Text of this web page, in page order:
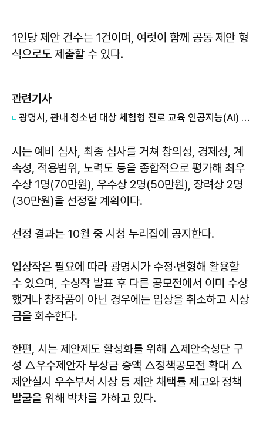
1인당 제안 건수는 1건이며, 여럿이 함께 공동 제안 형
식으로도 제출할 수 있다.
관련기사
광명시, 관내 청소년 대상 체험형 진로 교육 인공지능(AI) 캠프 열어
시는 예비 심사, 최종 심사를 거쳐 창의성, 경제성, 계
속성, 적용범위, 노력도 등을 종합적으로 평가해 최우
수상 1명(70만원), 우수상 2명(50만원), 장려상 2명
(30만원)을 선정할 계획이다.
선정 결과는 10월 중 시청 누리집에 공지한다.
입상작은 필요에 따라 광명시가 수정·변형해 활용할
수 있으며, 수상작 발표 후 다른 공모전에서 이미 수상
했거나 창작품이 아닌 경우에는 입상을 취소하고 시상
금을 회수한다.
한편, 시는 제안제도 활성화를 위해 △제안숙성단 구
성 △우수제안자 부상금 증액 △정책공모전 확대 △
제안실시 우수부서 시상 등 제안 채택률 제고와 정책
발굴을 위해 박차를 가하고 있다.